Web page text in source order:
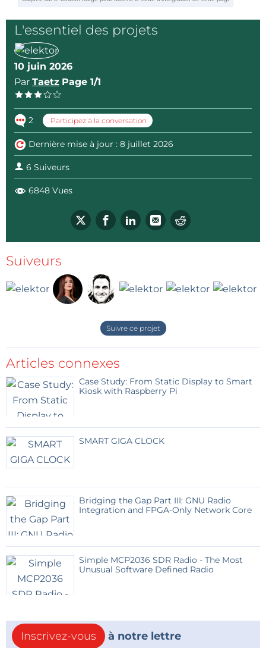
types via adapters.
The quality of the components in the signal path is
critical to the generator's performance.
The resistors are 1% tolerance metal-film types. The
capacitors are either leaded film or C0G SMD types.
Suitable op-amps include the NE5532 (DIL) or the
A single poor-quality capacitor can compromise the
entire circuit.
I still have a few bare PCBs available:
alfred_rosenkraenzer@gmx.de
L'essentiel des projets
10 juin 2026
Par Taetz Page 1/1
2 Participez à la conversation
Dernière mise à jour : 8 juillet 2026
6 Suiveurs
6848 Vues
Suiveurs
Suivre ce projet
Articles connexes
Case Study: From Static Display to Smart
Kiosk with Raspberry Pi
SMART GIGA CLOCK
Bridging the Gap Part III: GNU Radio
Integration and FPGA-Only Network Core
Simple MCP2036 SDR Radio - The Most
Unusual Software Defined Radio
Inscrivez-vous
à notre lettre